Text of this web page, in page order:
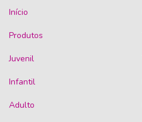
Início
Produtos
Juvenil
Infantil
Adulto